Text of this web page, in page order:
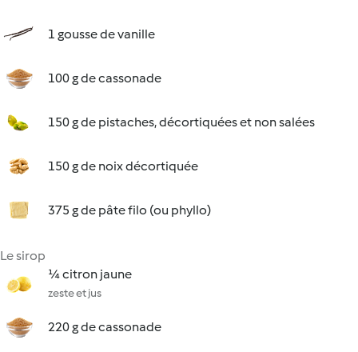
1 gousse de vanille
100 g de cassonade
150 g de pistaches, décortiquées et non salées
150 g de noix décortiquée
375 g de pâte filo (ou phyllo)
Le sirop
¼ citron jaune
zeste et jus
220 g de cassonade